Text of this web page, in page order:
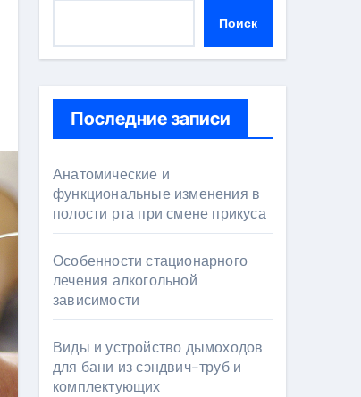
Поиск
Последние записи
Анатомические и
функциональные изменения в
полости рта при смене прикуса
Особенности стационарного
лечения алкогольной
зависимости
Виды и устройство дымоходов
для бани из сэндвич-труб и
комплектующих